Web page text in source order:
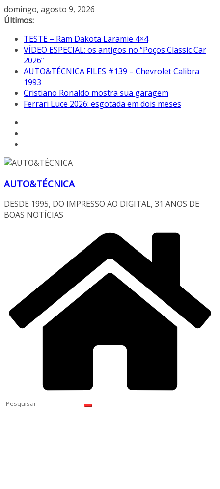
Pular
para
conteúdo
domingo, agosto 9, 2026
Últimos:
TESTE – Ram Dakota Laramie 4×4
VÍDEO ESPECIAL: os antigos no “Poços Classic Car
2026”
AUTO&TÉCNICA FILES #139 – Chevrolet Calibra
1993
Cristiano Ronaldo mostra sua garagem
Ferrari Luce 2026: esgotada em dois meses
AUTO&TÉCNICA
DESDE 1995, DO IMPRESSO AO DIGITAL, 31 ANOS DE
BOAS NOTÍCIAS